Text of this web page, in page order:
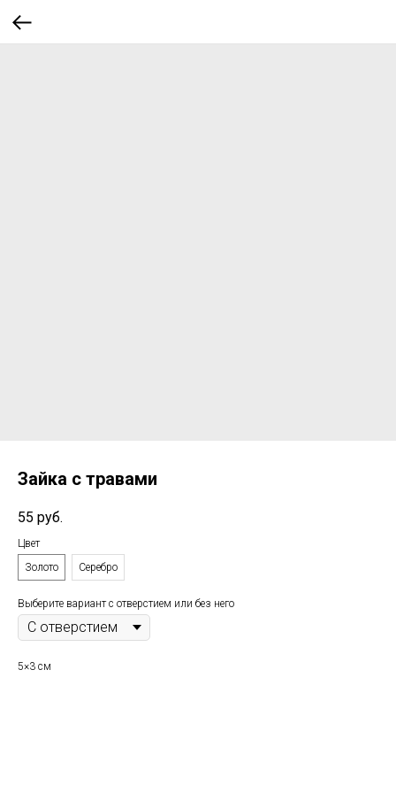
Зайка с травами
55 руб.
Цвет
Золото
Серебро
Выберите вариант с отверстием или без него
5×3 см